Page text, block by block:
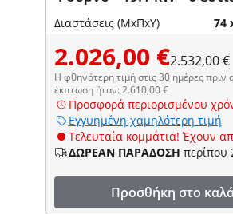
73 εκ. - Pro 730 Series -
Διαστάσεις (ΜxΠxΥ) 74
2.026,00 €2.532,00 €
Η φθηνότερη τιμή στις 30 ημέρες πριν
έκπτωση ήταν: 2.610,00 €
Προσφορά περιορισμένου
Εγγυημένη χαμηλότερη τιμή
Τελευταία κομμάτια! Έχουν
ΔΩΡΕΑΝ ΠΑΡΑΔΟΣΗ περίπου
Προσθήκη στο